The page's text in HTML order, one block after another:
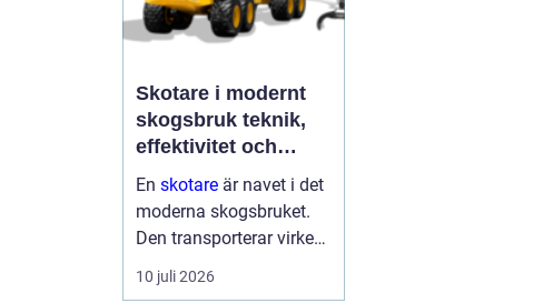
Skotare i modernt
skogsbruk teknik,
effektivitet och
hållbarhet
En skotare är navet i det
moderna skogsbruket.
Den transporterar virke
från avverkningsplatsen
till bilväg eller
10 juli 2026